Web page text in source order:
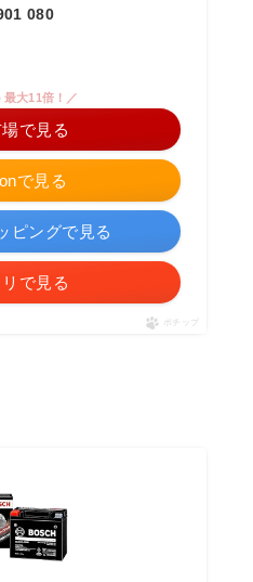
080
で見る
最大11倍！／
で見る
ピングで見る
リで見る
ポチップ